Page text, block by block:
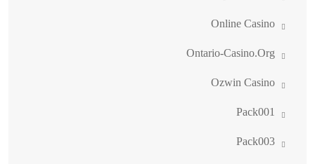
Online Casino
Ontario-Casino.org
Ozwin Casino
Pack001
Pack003